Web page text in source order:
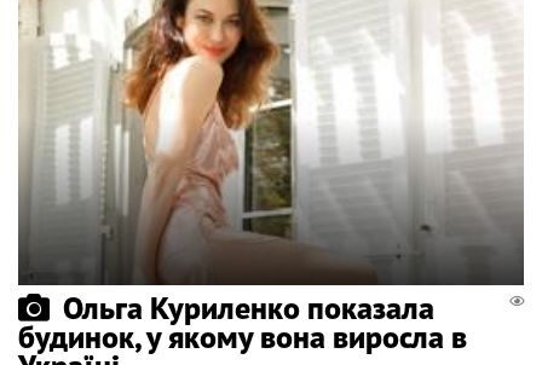
Ольга Куриленко показала
будинок, у якому вона виросла в